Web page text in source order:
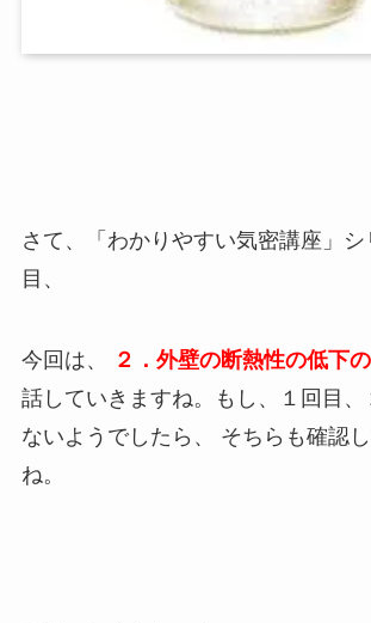
さて、「わかりやすい気密講座」シ
目、
今回は、 ２．外壁の断熱性の低下
話していきますね。もし、１回目、
ないようでしたら、 そちらも確認
ね。